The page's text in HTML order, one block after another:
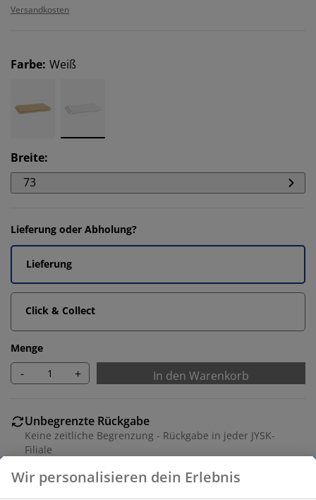
Versandkosten
Farbe: Weiß
Breite:
73
Lieferung oder Abholung?
Lieferung
Click & Collect
Menge
- + In den Warenkorb
Unbegrenzte Rückgabe
Keine zeitliche Begrenzung - Rückgabe in jeder JYSK-
Filiale
Preisgarantie
30 Tage Preisgarantie auf alle Artikel
Wir personalisieren dein Erlebnis